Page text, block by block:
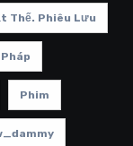
Thế. Phiêu Lưu
Phim